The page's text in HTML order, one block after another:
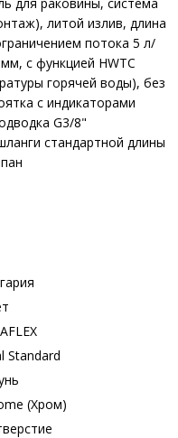
литой излив, длина
потока 5 л/
с функцией HWTC
горячей воды), без
с индикаторами
G3/8"
стандартной длины
Standard
(Хром)